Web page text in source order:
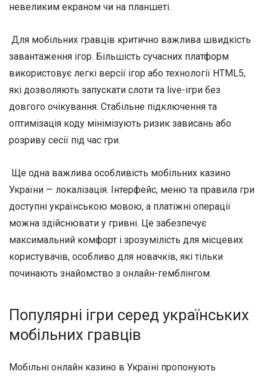
невеликим екраном чи на планшеті.
Для мобільних гравців критично важлива швидкість
завантаження ігор. Більшість сучасних платформ
використовує легкі версії ігор або технології HTML5,
які дозволяють запускати слоти та live-ігри без
довгого очікування. Стабільне підключення та
оптимізація коду мінімізують ризик зависань або
розриву сесії під час гри.
Ще одна важлива особливість мобільних казино
України — локалізація. Інтерфейс, меню та правила гри
доступні українською мовою, а платіжні операції
можна здійснювати у гривні. Це забезпечує
максимальний комфорт і зрозумілість для місцевих
користувачів, особливо для новачків, які тільки
починають знайомство з онлайн-гемблінгом.
Популярні ігри серед українських
мобільних гравців
Мобільні онлайн казино в Україні пропонують